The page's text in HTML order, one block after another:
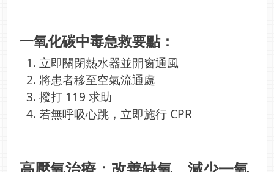
一氧化碳中毒急救要點：
立即關閉熱水器並開窗通風
將患者移至空氣流通處
撥打 119 求助
若無呼吸心跳，立即施行 CPR